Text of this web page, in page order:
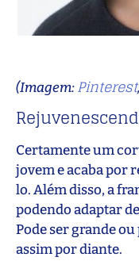
(Imagem:Pinterest
Certamente um
jovem e acaba por
lo. Além disso, a
podendo adaptar
Pode ser grande
assim por diante.